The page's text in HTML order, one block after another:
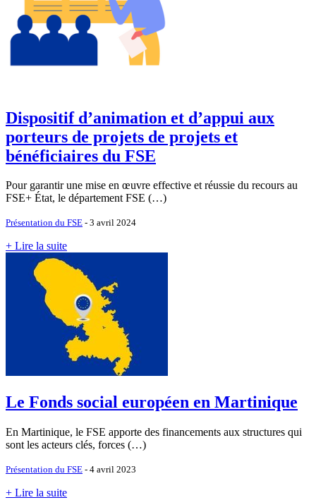
Dispositif d’animation et d’appui aux
porteurs de projets de projets et
bénéficiaires du FSE
Pour garantir une mise en œuvre effective et réussie du recours au
FSE+ État, le département FSE (…)
Présentation du FSE - 3 avril 2024
+ Lire la suite
Le Fonds social européen en Martinique
En Martinique, le FSE apporte des financements aux structures qui
sont les acteurs clés, forces (…)
Présentation du FSE - 4 avril 2023
+ Lire la suite